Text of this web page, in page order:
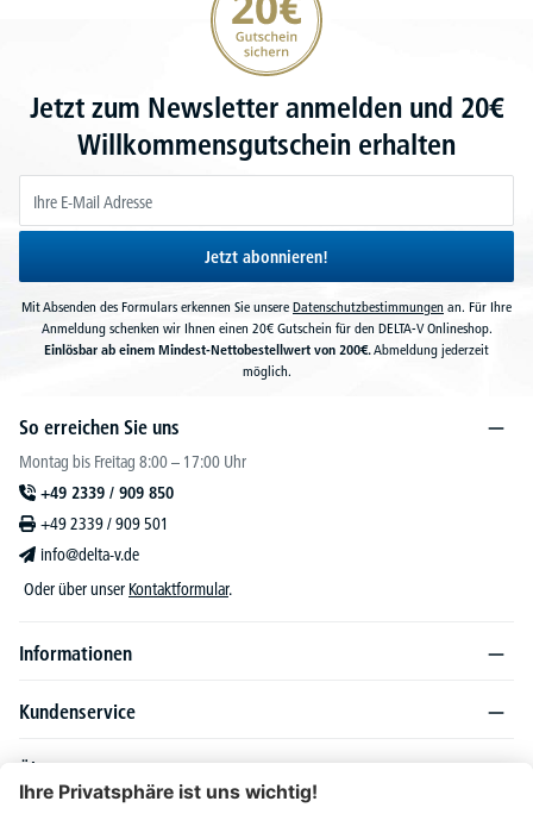
Jetzt zum Newsletter anmelden und 20€
Willkommensgutschein erhalten
Jetzt abonnieren!
Mit Absenden des Formulars erkennen Sie unsere Datenschutzbestimmungen an. Für Ihre
Anmeldung schenken wir Ihnen einen 20€ Gutschein für den DELTA-V Onlineshop.
Einlösbar ab einem Mindest-Nettobestellwert von 200€.Abmeldung jederzeit
möglich.
So erreichen Sie uns
Montag bis Freitag 8:00 – 17:00 Uhr
+49 2339 / 909 850
+49 2339 / 909 501
info@delta-v.de
Oder über unser Kontaktformular.
Informationen
Kundenservice
Über DELTA-V